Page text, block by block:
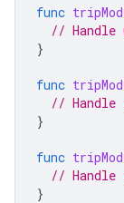
func
//
}
func
//
}
func
// Handle
}